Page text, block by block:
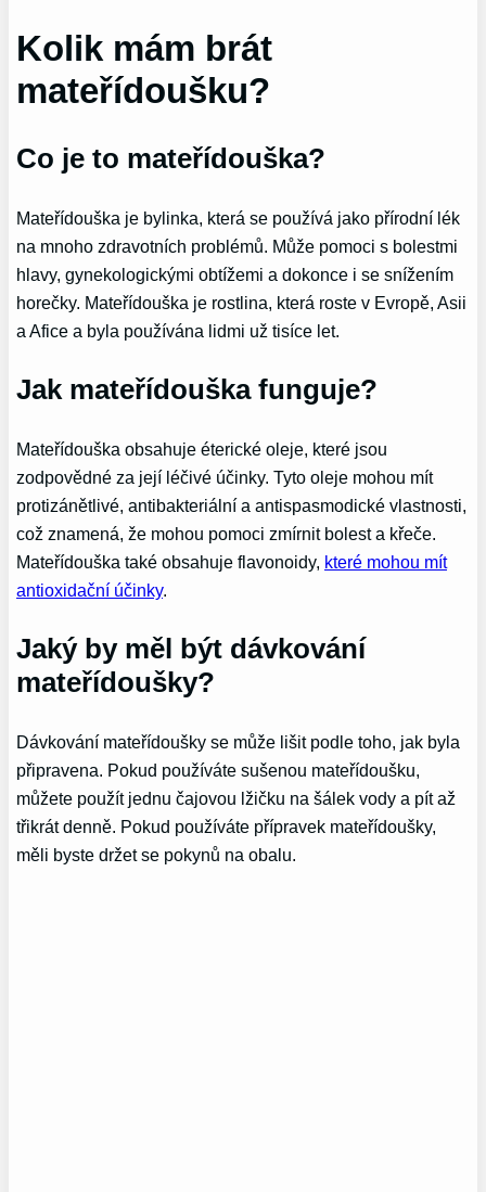
Kolik mám brát
mateřídoušku?
Co je to mateřídouška?
Mateřídouška je bylinka, která se používá jako přírodní lék
na mnoho zdravotních problémů. Může pomoci s bolestmi
hlavy, gynekologickými obtížemi a dokonce i se snížením
horečky. Mateřídouška je rostlina, která roste v Evropě, Asii
a Afice a byla používána lidmi už tisíce let.
Jak mateřídouška funguje?
Mateřídouška obsahuje éterické oleje, které jsou
zodpovědné za její léčivé účinky. Tyto oleje mohou mít
protizánětlivé, antibakteriální a antispasmodické vlastnosti,
což znamená, že mohou pomoci zmírnit bolest a křeče.
Mateřídouška také obsahuje flavonoidy, které mohou mít
antioxidační účinky.
Jaký by měl být dávkování
mateřídoušky?
Dávkování mateřídoušky se může lišit podle toho, jak byla
připravena. Pokud používáte sušenou mateřídoušku,
můžete použít jednu čajovou lžičku na šálek vody a pít až
třikrát denně. Pokud používáte přípravek mateřídoušky,
měli byste držet se pokynů na obalu.